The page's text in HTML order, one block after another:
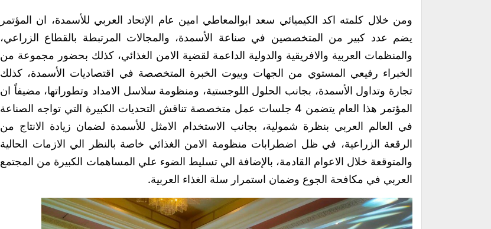
ومن خلال كلمته اكد الكيميائي سعد ابوالمعاطي امين عام الإتحاد العربي للأسمدة، ان المؤتمر
يضم عدد كبير من المتخصصين في صناعة الأسمدة، والمجالات المرتبطة بالقطاع الزراعي،
والمنظمات العربية والافريقية والدولية الداعمة لقضية الامن الغذائي، كذلك بحضور مجموعة من
الخبراء رفيعي المستوي من الجهات وبيوت الخبرة المتخصصة في اقتصاديات الأسمدة، كذلك
تجارة وتداول الأسمدة، بجانب الحلول اللوجستية، ومنظومة سلاسل الامداد وتطوراتها، مضيفاً ان
المؤتمر هذا العام يتضمن 4 جلسات عمل متخصصة تناقش التحديات الكبيرة التي تواجه الصناعة
في العالم العربي بنظرة شمولية، بجانب الاستخدام الامثل للأسمدة لضمان زيادة الانتاج من
الرقعة الزراعية، في ظل اضطرابات منظومة الامن الغذائي خاصة بالنظر الي الازمات الحالية
والمتوقعة خلال الاعوام القادمة، بالإضافة الي تسليط الضوء علي المساهمات الكبيرة من المجتمع
العربي في مكافحة الجوع وضمان استمرار سلة الغذاء العربية.